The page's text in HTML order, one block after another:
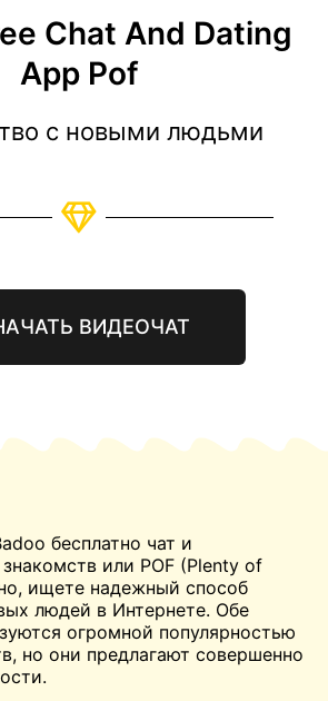
Chat And Dating
App Pof
с новыми людьми
ВИДЕОЧАТ
бесплатно чат и
или POF (Plenty of
ищете надежный способ
людей в Интернете. Обе
огромной популярностью
но они предлагают совершенно